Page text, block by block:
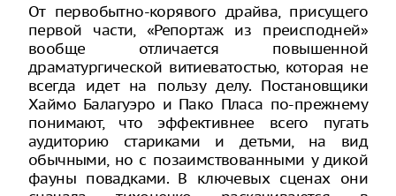
От первобытно-корявого драйва, присущего
первой части, «Репортаж из преисподней»
вообще отличается повышенной
драматургической витиеватостью, которая не
всегда идет на пользу делу. Постановщики
Хаймо Балагуэро и Пако Пласа по-прежнему
понимают, что эффективнее всего пугать
аудиторию стариками и детьми, на вид
обычными, но с позаимствованными у дикой
фауны повадками. В ключевых сценах они